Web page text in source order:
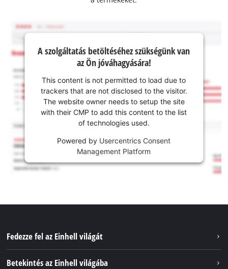
A szolgáltatás betöltéséhez szükségünk van
az Ön jóváhagyására!
This content is not permitted to load due to
trackers that are not disclosed to the visitor.
The website owner needs to setup the site
with their CMP to add this content to the list
of technologies used.
Powered by Usercentrics Consent
Management Platform
Fedezze fel az Einhell világát
Betekintés az Einhell világába